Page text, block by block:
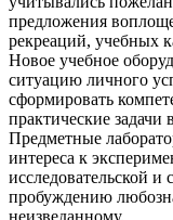
предложения
рекреаций, учебных
Новое учебное
ситуацию личного
сформировать
практические
Предметные
интереса к
исследовательской и
пробуждению
неизведанному.